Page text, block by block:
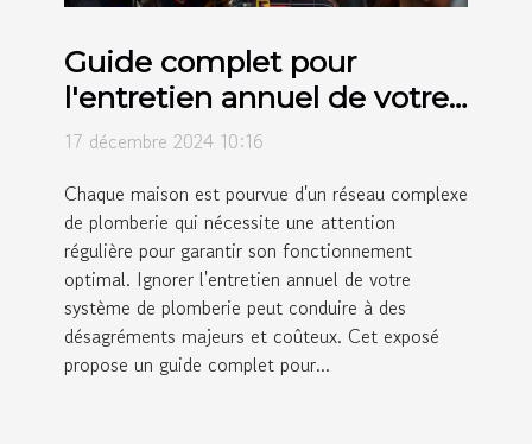
Guide complet pour
l'entretien annuel de votre
système de plomberie
17 décembre 2024 10:16
Chaque maison est pourvue d'un réseau complexe
de plomberie qui nécessite une attention
régulière pour garantir son fonctionnement
optimal. Ignorer l'entretien annuel de votre
système de plomberie peut conduire à des
désagréments majeurs et coûteux. Cet exposé
propose un guide complet pour...